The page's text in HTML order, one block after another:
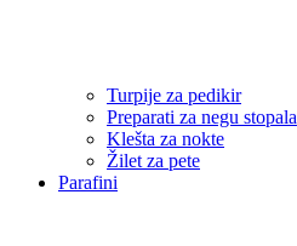
Turpije za pedikir
Preparati za negu stopala
Klešta za nokte
Žilet za pete
Parafini